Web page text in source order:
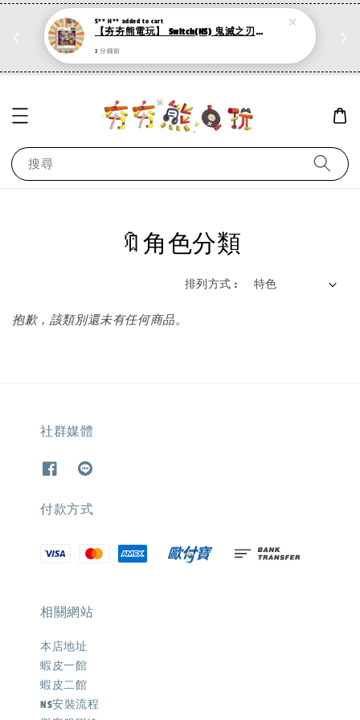
PS系列遊戲 滿500折50，加購第二件再打95折
搜尋
🔖角色分類
排列方式 :
抱歉，該類別還未有任何商品。
社群媒體
付款方式
相關網站
本店地址
蝦皮一館
蝦皮二館
NS安裝流程
S** H** added to cart
【夯夯熊電玩】 Switch(NS) 鬼滅之刃2 火之神血風譚 2代/1代 🀄 (數位版)
2 分鐘前